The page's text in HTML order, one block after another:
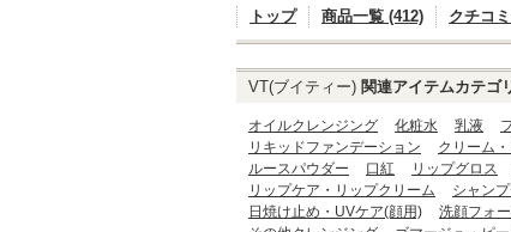
トップ 商品一覧 (412) クチコ
VT(ブイティー) 関連アイテムカテゴ
オイルクレンジング 化粧水 乳液
リキッドファンデーション
クリーム
ルースパウダー
口紅 リップグロス
リップケア・リップクリーム
シャン
日焼け止め・UVケア(顔用)
洗顔フォ